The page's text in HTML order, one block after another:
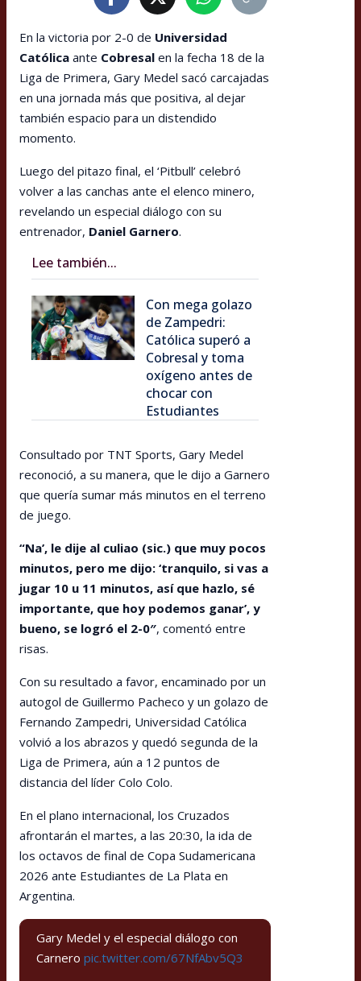
En la victoria por 2-0 de Universidad
Católica ante Cobresal en la fecha 18 de la
Liga de Primera, Gary Medel sacó carcajadas
en una jornada más que positiva, al dejar
también espacio para un distendido
momento.
Luego del pitazo final, el ‘Pitbull’ celebró
volver a las canchas ante el elenco minero,
revelando un especial diálogo con su
entrenador, Daniel Garnero.
Lee también...
Con mega golazo
de Zampedri:
Católica superó a
Cobresal y toma
oxígeno antes de
chocar con
Estudiantes
Consultado por TNT Sports, Gary Medel
reconoció, a su manera, que le dijo a Garnero
que quería sumar más minutos en el terreno
de juego.
“Na’, le dije al culiao (sic.) que muy pocos
minutos, pero me dijo: ‘tranquilo, si vas a
jugar 10 u 11 minutos, así que hazlo, sé
importante, que hoy podemos ganar’, y
bueno, se logró el 2-0″, comentó entre
risas.
Con su resultado a favor, encaminado por un
autogol de Guillermo Pacheco y un golazo de
Fernando Zampedri, Universidad Católica
volvió a los abrazos y quedó segunda de la
Liga de Primera, aún a 12 puntos de
distancia del líder Colo Colo.
En el plano internacional, los Cruzados
afrontarán el martes, a las 20:30, la ida de
los octavos de final de Copa Sudamericana
2026 ante Estudiantes de La Plata en
Argentina.
Gary Medel y el especial diálogo con
Carnero pic.twitter.com/67NfAbv5Q3